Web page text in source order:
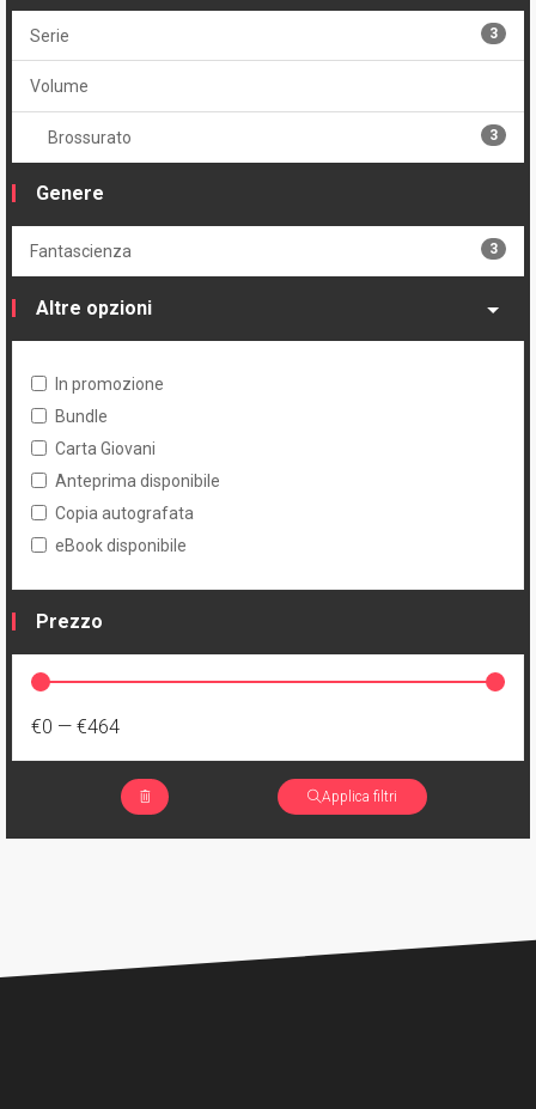
Serie 3
Volume
Brossurato 3
Genere
Fantascienza 3
Altre opzioni
In promozione
Bundle
Carta Giovani
Anteprima disponibile
Copia autografata
eBook disponibile
Prezzo
€0 — €464
Applica filtri